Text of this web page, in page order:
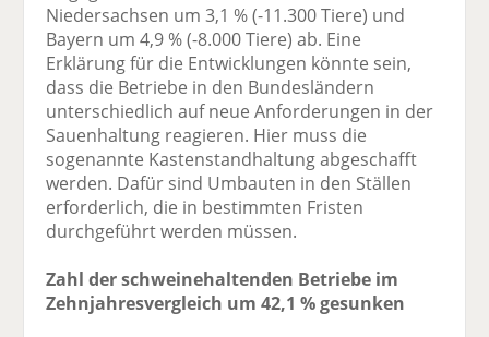
Niedersachsen um 3,1 % (-11.300 Tiere) und
Bayern um 4,9 % (-8.000 Tiere) ab. Eine
Erklärung für die Entwicklungen könnte sein,
dass die Betriebe in den Bundesländern
unterschiedlich auf neue Anforderungen in der
Sauenhaltung reagieren. Hier muss die
sogenannte Kastenstandhaltung abgeschafft
werden. Dafür sind Umbauten in den Ställen
erforderlich, die in bestimmten Fristen
durchgeführt werden müssen.
Zahl der schweinehaltenden Betriebe im
Zehnjahresvergleich um 42,1 % gesunken